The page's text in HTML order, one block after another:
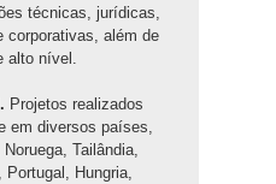
técnicas, jurídicas,
corporativas, além de
alto nível.
Projetos realizados
em diversos países,
Tailândia,
Portugal, Hungria,